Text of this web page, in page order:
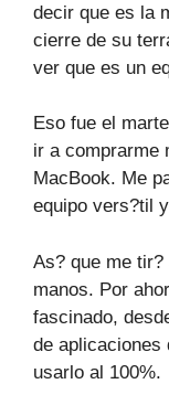
decir que es la
cierre de su
ver que es un
Eso fue el
ir a comprarme
MacBook. Me
equipo vers?til
As? que me
manos. Por
fascinado,
de aplicaciones
usarlo al 100%.